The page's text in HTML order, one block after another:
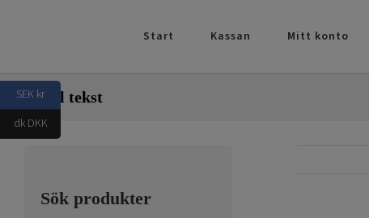
Start Kassan Mitt konto
Akryl tekst
Sök produkter
SEK kr
dk DKK